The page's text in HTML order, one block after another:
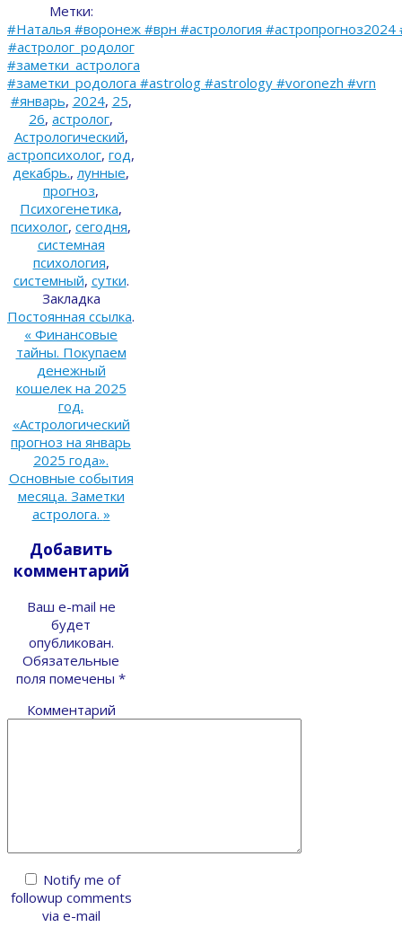
Метки:
#Наталья #воронеж #врн #астрология #астропрогноз2024
#астролог_родолог
#заметки_астролога
#заметки_родолога #astrolog #astrology #voronezh #vrn
#январь, 2024, 25,
26, астролог,
Астрологический,
астропсихолог, год,
декабрь., лунные,
прогноз,
Психогенетика,
психолог, сегодня,
системная
психология,
системный, сутки.
Закладка
Постоянная ссылка.
« Финансовые
тайны. Покупаем
денежный
кошелек на 2025
год.
«Астрологический
прогноз на январь
2025 года».
Основные события
месяца. Заметки
астролога. »
Добавить
комментарий
Ваш e-mail не
будет
опубликован.
Обязательные
поля помечены *
Комментарий
Notify me of
followup comments
via e-mail